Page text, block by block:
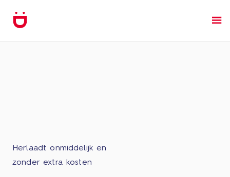
Herlaadt onmiddelijk en
zonder extra kosten